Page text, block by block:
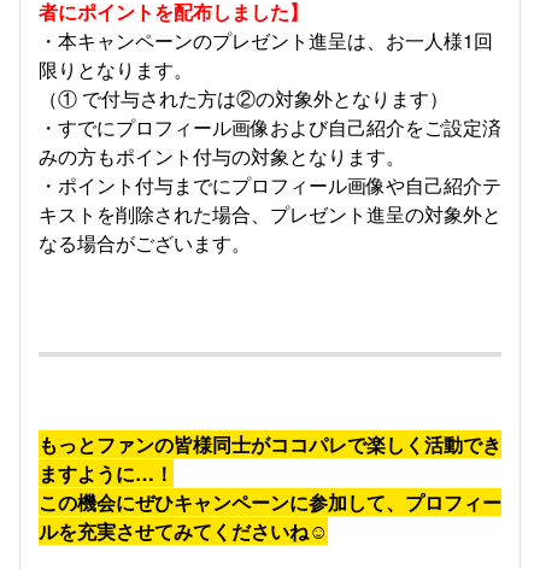
者にポイントを配布しました】
・本キャンペーンのプレゼント進呈は、お一人様1回
限りとなります。
（① で付与された方は②の対象外となります）
・すでにプロフィール画像および自己紹介をご設定済
みの方もポイント付与の対象となります。
・ポイント付与までにプロフィール画像や自己紹介テ
キストを削除された場合、プレゼント進呈の対象外と
なる場合がございます。
もっとファンの皆様同士がココパレで楽しく活動でき
ますように…！
この機会にぜひキャンペーンに参加して、プロフィー
ルを充実させてみてくださいね☺